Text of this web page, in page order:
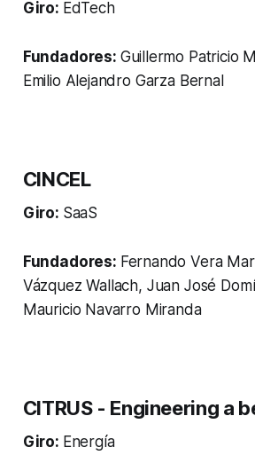
Giro: EdTech
Fundadores: Guillermo Patricio
Emilio Alejandro Garza Bernal
CINCEL
Giro: SaaS
Fundadores: Fernando Vera
Vázquez Wallach, Juan José
Mauricio Navarro Miranda
CITRUS - Engineering a
Giro: Energía